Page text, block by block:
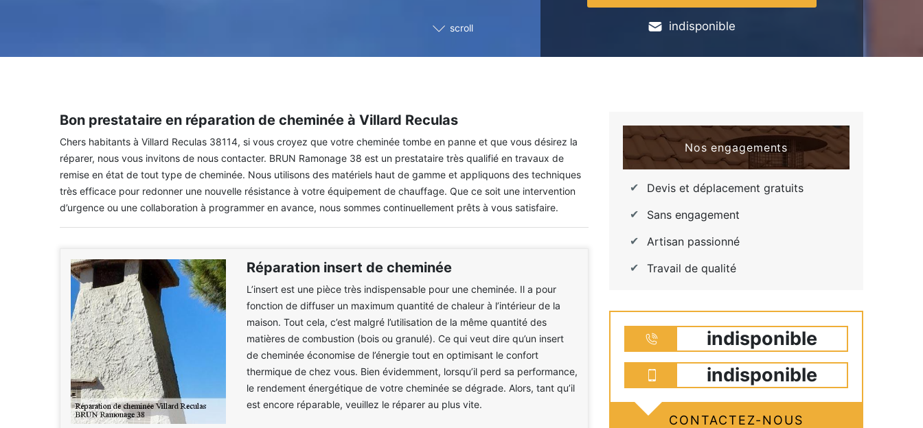
scroll indisponible
Bon prestataire en réparation de cheminée à Villard Reculas
Chers habitants à Villard Reculas 38114, si vous croyez que votre cheminée tombe en panne et que vous désirez la
réparer, nous vous invitons de nous contacter. BRUN Ramonage 38 est un prestataire très qualifié en travaux de
remise en état de tout type de cheminée. Nous utilisons des matériels haut de gamme et appliquons des techniques
très efficace pour redonner une nouvelle résistance à votre équipement de chauffage. Que ce soit une intervention
d’urgence ou une collaboration à programmer en avance, nous sommes continuellement prêts à vous satisfaire.
Réparation insert de cheminée
L’insert est une pièce très indispensable pour une cheminée. Il a pour
fonction de diffuser un maximum quantité de chaleur à l’intérieur de la
maison. Tout cela, c’est malgré l’utilisation de la même quantité des
matières de combustion (bois ou granulé). Ce qui veut dire qu’un insert
de cheminée économise de l’énergie tout en optimisant le confort
thermique de chez vous. Bien évidemment, lorsqu’il perd sa performance,
le rendement énergétique de votre cheminée se dégrade. Alors, tant qu’il
est encore réparable, veuillez le réparer au plus vite.
Nos engagements
Devis et déplacement gratuits
Sans engagement
Artisan passionné
Travail de qualité
indisponible
indisponible
CONTACTEZ-NOUS